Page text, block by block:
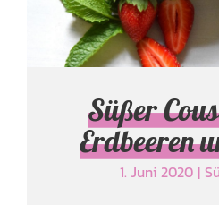
Süßer
Erdbeeren
1. Juni 2020 |